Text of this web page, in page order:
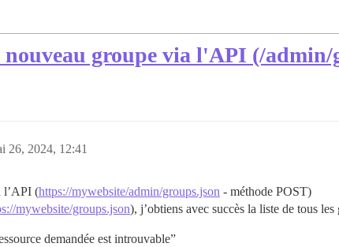
groupe via l'API (/admin/
26, 2024, 12:41
l’API (https://mywebsite/admin/groups.json - méthode POST)
mywebsite/groups.json), j’obtiens avec succès la liste de tous les
demandée est introuvable”